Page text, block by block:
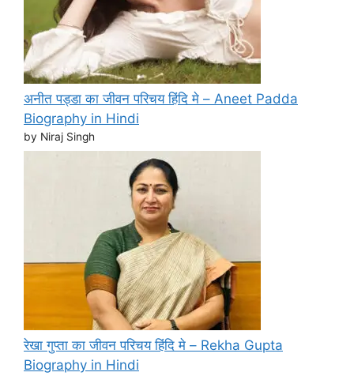
अनीत पड्डा का जीवन परिचय हिंदि मे – Aneet Padda
Biography in Hindi
by Niraj Singh
रेखा गुप्ता का जीवन परिचय हिंदि मे – Rekha Gupta
Biography in Hindi